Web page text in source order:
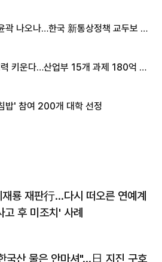
곽 나오나…한국 新통상정책 교두보 활
키운다…산업부 15개 과제 180억 지
밥' 참여 200개 대학 선정
재룡 재판行…다시 떠오른 연예계
고 후 미조치' 사례
국산 물은 안마셔"…日 지진 구호